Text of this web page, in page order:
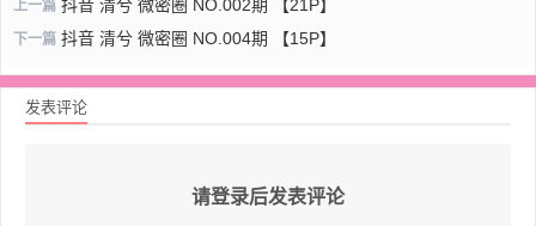
上一篇 抖音 清兮 微密圈 NO.002期 【21P】
下一篇 抖音 清兮 微密圈 NO.004期 【15P】
发表评论
请登录后发表评论